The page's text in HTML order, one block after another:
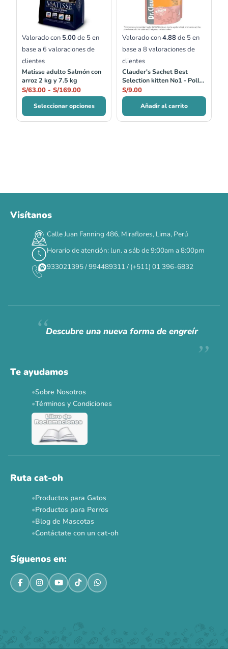
Valorado con 5.00de 5 en
base a 6 valoraciones de
clientes
Matisse adulto Salmón con
arroz 2 kg y 7.5 kg
S/63.00 - S/169.00
hasta
S/169.00
Seleccionar opciones
Valorado con4.88de 5 en
base a 8valoraciones de
clientes
Clauder's Sachet Best
Selection kitten No1 - Pollo
Fino
S/9.00
Añadir al carrito
DÍAS HORAS MIN SEG
✕
Siempre fuimosraros.
Ver todas las promos 🐾
Visítanos
Calle Juan Fanning 486, Miraflores, Lima, Perú
Horario de atención: lun. a sáb de 9:00am a 8:00pm
933021395 / 994489311 / (+511) 01 396-6832
Descubre una nueva forma de engreír
Te ayudamos
Sobre Nosotros
Términos y Condiciones
Ruta cat-oh
Productos para Gatos
Productos para Perros
Blog de Mascotas
Contáctate con un cat-oh
Síguenos en: